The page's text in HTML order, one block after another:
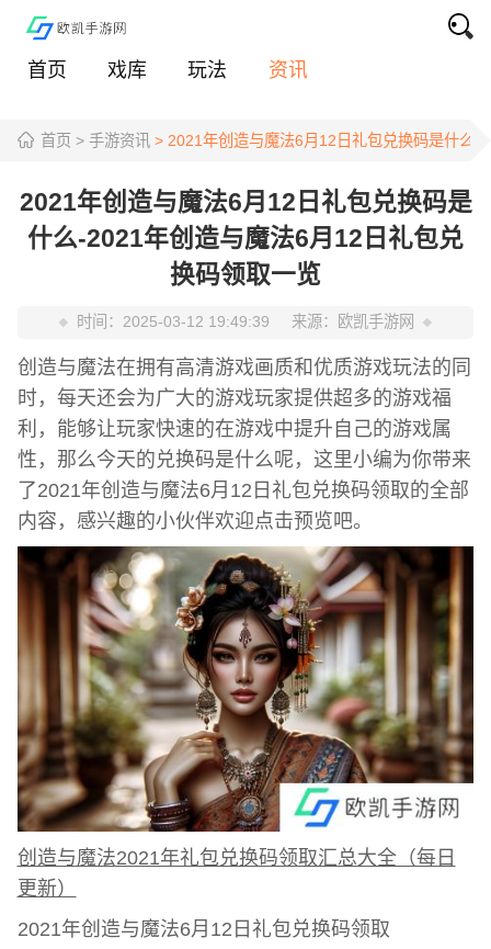
首页 戏库 玩法 资讯
首页 > 手游资讯 > 2021年创造与魔法6月12日礼包兑换码是什么-
2021年创造与魔法6月12日礼包兑换码是
什么-2021年创造与魔法6月12日礼包兑
换码领取一览
时间： 2025-03-12 19:49:39 来源： 欧凯手游网
创造与魔法在拥有高清游戏画质和优质游戏玩法的同
时，每天还会为广大的游戏玩家提供超多的游戏福
利，能够让玩家快速的在游戏中提升自己的游戏属
性，那么今天的兑换码是什么呢，这里小编为你带来
了2021年创造与魔法6月12日礼包兑换码领取的全部
内容，感兴趣的小伙伴欢迎点击预览吧。
创造与魔法2021年礼包兑换码领取汇总大全（每日
更新）
2021年创造与魔法6月12日礼包兑换码领取